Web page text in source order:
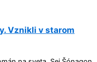
Vznikli v starom